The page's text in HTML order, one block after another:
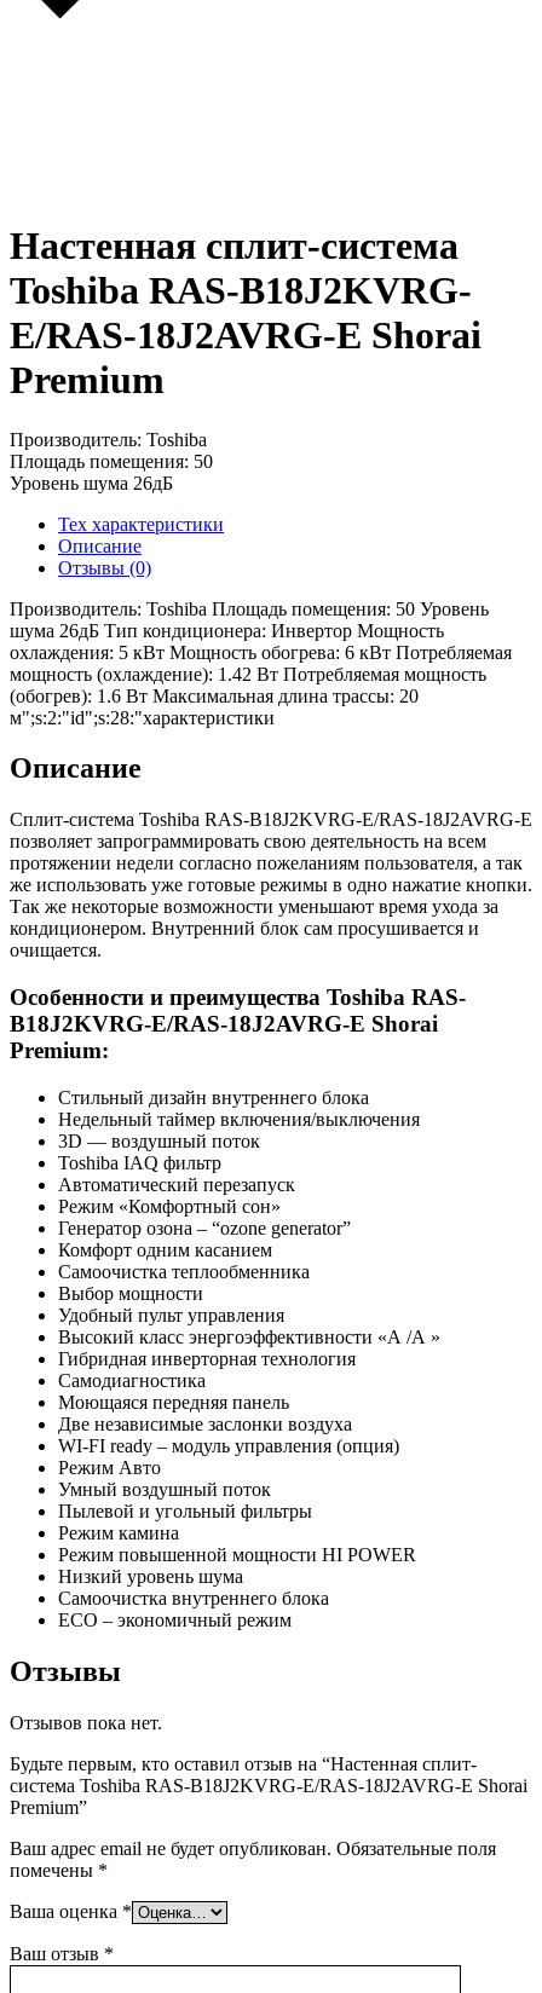
Настенная сплит-система
Toshiba RAS-B18J2KVRG-
E/RAS-18J2AVRG-E Shorai
Premium
Производитель: Toshiba
Площадь помещения: 50
Уровень шума 26дБ
Тех характеристики
Описание
Отзывы (0)
Производитель: Toshiba Площадь помещения: 50 Уровень
шума 26дБ Тип кондиционера: Инвертор Мощность
охлаждения: 5 кВт Мощность обогрева: 6 кВт Потребляемая
мощность (охлаждение): 1.42 Вт Потребляемая мощность
(обогрев): 1.6 Вт Максимальная длина трассы: 20
м";s:2:"id";s:28:"характеристики
Описание
Сплит-система Toshiba RAS-B18J2KVRG-E/RAS-18J2AVRG-E
позволяет запрограммировать свою деятельность на всем
протяжении недели согласно пожеланиям пользователя, а так
же использовать уже готовые режимы в одно нажатие кнопки.
Так же некоторые возможности уменьшают время ухода за
кондиционером. Внутренний блок сам просушивается и
очищается.
Особенности и преимущества Toshiba RAS-
B18J2KVRG-E/RAS-18J2AVRG-E Shorai
Premium:
Стильный дизайн внутреннего блока
Недельный таймер включения/выключения
3D — воздушный поток
Toshiba IAQ фильтр
Автоматический перезапуск
Режим «Комфортный сон»
Генератор озона – “ozone generator”
Комфорт одним касанием
Самоочистка теплообменника
Выбор мощности
Удобный пульт управления
Высокий класс энергоэффективности «А /А »
Гибридная инверторная технология
Самодиагностика
Моющаяся передняя панель
Две независимые заслонки воздуха
WI-FI ready – модуль управления (опция)
Режим Авто
Умный воздушный поток
Пылевой и угольный фильтры
Режим камина
Режим повышенной мощности HI POWER
Низкий уровень шума
Самоочистка внутреннего блока
ECO – экономичный режим
Отзывы
Отзывов пока нет.
Будьте первым, кто оставил отзыв на “Настенная сплит-
система Toshiba RAS-B18J2KVRG-E/RAS-18J2AVRG-E Shorai
Premium”
Ваш адрес email не будет опубликован. Обязательные поля
помечены *
Ваша оценка *
Ваш отзыв *